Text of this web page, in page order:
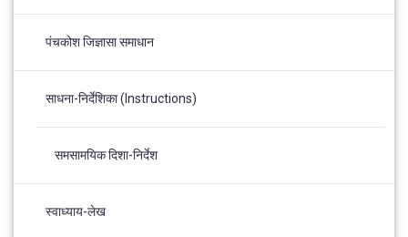
पंचकोश जिज्ञासा समाधान
साधना-निर्देशिका (Instructions)
समसामयिक दिशा-निर्देश
स्वाध्याय-लेख